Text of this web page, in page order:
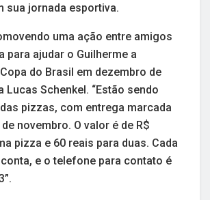
sua jornada esportiva.
uma ação entre amigos
para ajudar o Guilherme a
do Brasil em dezembro de
Lucas Schenkel. “Estão sendo
pizzas, com entrega marcada
novembro. O valor é de R$
pizza e 60 reais para duas. Cada
e o telefone para contato é